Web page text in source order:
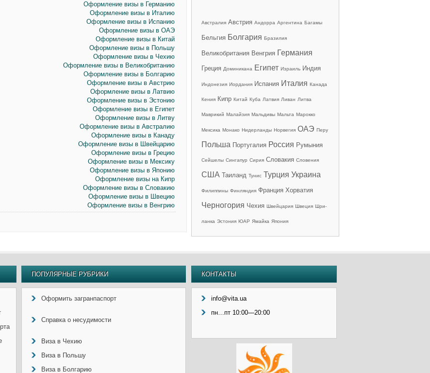
Оформление визы в Германию
Оформление визы в Италию
Оформление визы в Испанию
Оформление визы в ОАЭ
Оформление визы в Китай
Оформление визы в Польшу
Оформление визы в Чехию
Оформление визы в Великобританию
Оформление визы в Болгарию
Оформление визы в Австрию
Оформление визы в Латвию
Оформление визы в Эстонию
Оформление визы в Египет
Оформление визы в Литву
Оформление визы в Австралию
Оформление визы в Канаду
Оформление визы в Швейцарию
Оформление визы в Грецию
Оформление визы в Мексику
Оформление визы в Японию
Оформление визы на Кипр
Оформление визы в Словакию
Оформление визы в Швецию
Оформление визы в Венгрию
Австралия Австрия Андорра Аргентина Багамы
Бельгия Болгария Бразилия
Великобритания Венгрия Германия
Греция Доминикана Египет Израиль Индия
Индонезия Иордания Испания Италия Канада
Кения Кипр Китай Куба Латвия Ливан Литва
Маврикий Малайзия Мальдивы Мальта Марокко
Мексика Монако Нидерланды Норвегия ОАЭ Перу
Польша Португалия Россия Румыния
Сейшелы Сингапур Сирия Словакия Словения
США Таиланд Тунис Турция Украина
Филиппины Финляндия Франция Хорватия
Черногория Чехия Швейцария Швеция Шри-
ланка Эстония ЮАР Ямайка Япония
ПОПУЛЯРНЫЕ РУБРИКИ
Оформить загранпаспорт
Справка о несудимости
Виза в Чехию
Виза в Польшу
Виза в Болгарию
КОНТАКТЫ
info@vita.ua
пн…пт 10:00—20:00